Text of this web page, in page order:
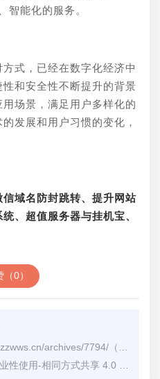
智能化的服务。
式，已经在数字化经济中
和安全性不断提升的背景
场景，满足用户多样化的
发展和用户习惯的变化，
域名防封跳转、提升网站
、超值服务器与挂机宝、
（0）
archives/7794/ （转载时请注明本文出处及文章链接）
-相同方式共享 4.0 国际 (CC BY-NC-SA 4.0)